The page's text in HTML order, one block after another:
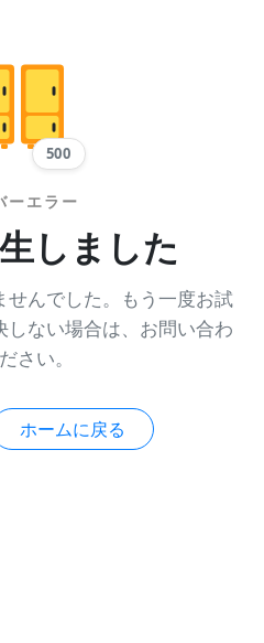
500
ーエラー
しました
せんでした。もう一度お試
しない場合は、お問い合わ
さい。
ホームに戻る